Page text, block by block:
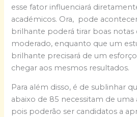
esse fator influenciará
académicos. Ora, pode
brilhante poderá tirar boas
moderado, enquanto que um
brilhante precisará de um
chegar aos mesmos resultados.
Para além disso, é de sublinhar
abaixo de 85 necessitam de uma
pois poderão ser candidatos a